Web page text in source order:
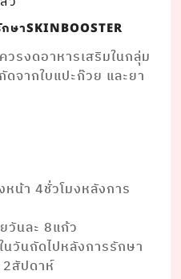
ษาSKINBOOSTER
วรงดอาหารเสริมในกลุ่ม
จากใบแปะก๊วย และยา
น้า 4ชั่วโมงหลังการ
วันละ 8แก้ว
วันถัดไปหลังการรักษา
สัปดาห์